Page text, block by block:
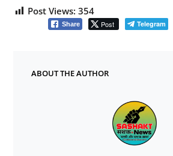
Post Views: 354
Share Post Telegram
ABOUT THE AUTHOR